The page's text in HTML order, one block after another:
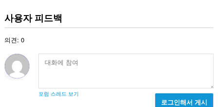
사용자 피드백
의견: 0
포럼 스레드 보기
로그인해서 게시